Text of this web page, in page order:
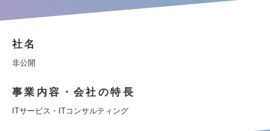
社名
非公開
事業内容・会社の特長
ITサービス・ITコンサルティング